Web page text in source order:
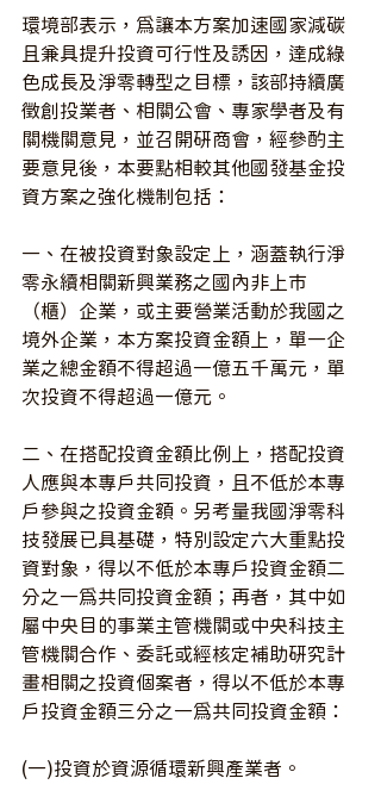
環境部表示，為讓本方案加速國家減碳
且兼具提升投資可行性及誘因，達成綠
色成長及淨零轉型之目標，該部持續廣
徵創投業者、相關公會、專家學者及有
關機關意見，並召開研商會，經參酌主
要意見後，本要點相較其他國發基金投
資方案之強化機制包括：
一、在被投資對象設定上，涵蓋執行淨
零永續相關新興業務之國內非上市
（櫃）企業，或主要營業活動於我國之
境外企業，本方案投資金額上，單一企
業之總金額不得超過一億五千萬元，單
次投資不得超過一億元。
二、在搭配投資金額比例上，搭配投資
人應與本專戶共同投資，且不低於本專
戶參與之投資金額。另考量我國淨零科
技發展已具基礎，特別設定六大重點投
資對象，得以不低於本專戶投資金額二
分之一為共同投資金額；再者，其中如
屬中央目的事業主管機關或中央科技主
管機關合作、委託或經核定補助研究計
畫相關之投資個案者，得以不低於本專
戶投資金額三分之一為共同投資金額：
(一)投資於資源循環新興產業者。